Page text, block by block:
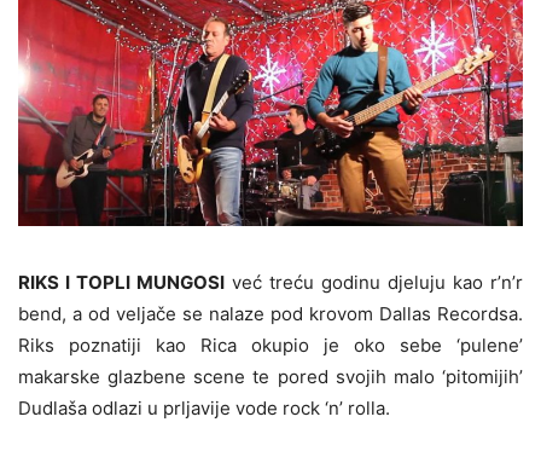
RIKS I TOPLI MUNGOSI već treću godinu djeluju kao r’n’r
bend, a od veljače se nalaze pod krovom Dallas Recordsa.
Riks poznatiji kao Rica okupio je oko sebe ‘pulene’
makarske glazbene scene te pored svojih malo ‘pitomijih’
Dudlaša odlazi u prljavije vode rock ‘n’ rolla.